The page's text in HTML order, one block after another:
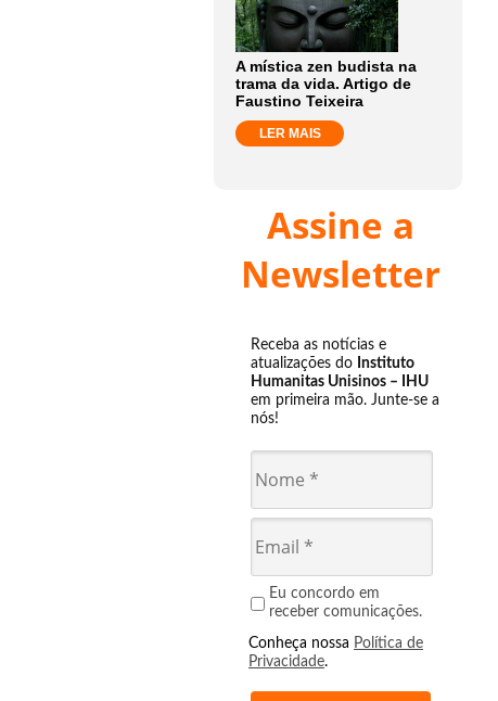
A mística zen budista na
trama da vida. Artigo de
Faustino Teixeira
LER MAIS
Assine a
Newsletter
Receba as notícias e
atualizações do Instituto
Humanitas Unisinos – IHU
em primeira mão. Junte-se a
nós!
Eu concordo em
receber comunicações.
Conheça nossa Política de
Privacidade.